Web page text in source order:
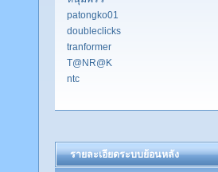
patongko01
doubleclicks
tranformer
T@NR@K
ntc
รายละเอียดระบบย้อนหลัง